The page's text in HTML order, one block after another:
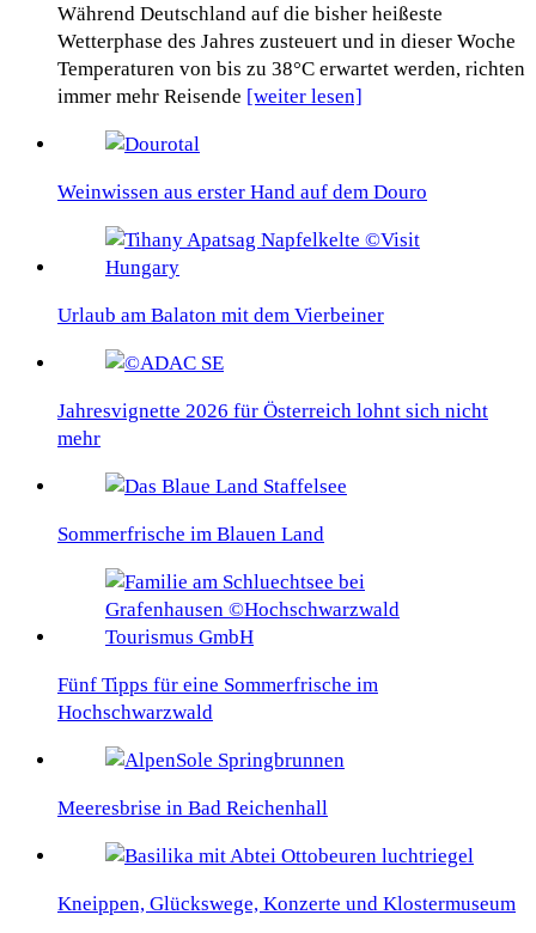
Während Deutschland auf die bisher heißeste
Wetterphase des Jahres zusteuert und in dieser Woche
Temperaturen von bis zu 38°C erwartet werden, richten
immer mehr Reisende [weiter lesen]
Weinwissen aus erster Hand auf dem Douro
Urlaub am Balaton mit dem Vierbeiner
Jahresvignette 2026 für Österreich lohnt sich nicht
mehr
Sommerfrische im Blauen Land
Fünf Tipps für eine Sommerfrische im
Hochschwarzwald
Meeresbrise in Bad Reichenhall
Kneippen, Glückswege, Konzerte und Klostermuseum